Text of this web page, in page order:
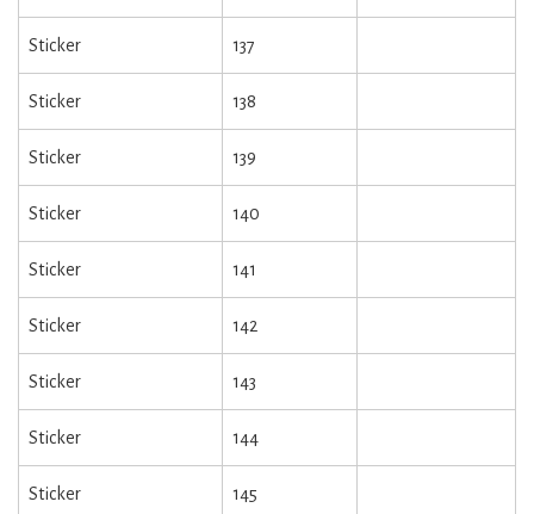
Sticker 137
Sticker 138
Sticker 139
Sticker 140
Sticker 141
Sticker 142
Sticker 143
Sticker 144
Sticker 145